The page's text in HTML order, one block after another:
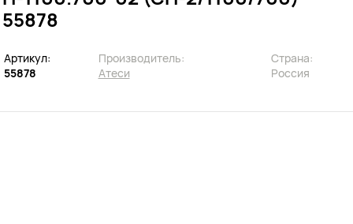
55878
Артикул:
55878
Производитель:
Атеси
Страна:
Россия